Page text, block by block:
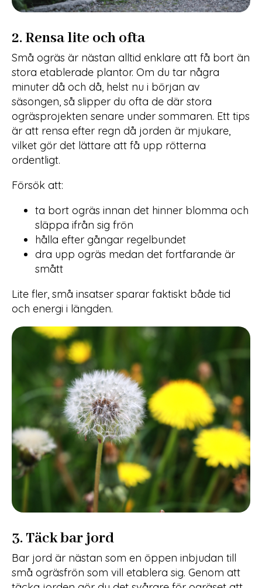
2. Rensa lite och ofta
Små ogräs är nästan alltid enklare att få bort än
stora etablerade plantor. Om du tar några
minuter då och då, helst nu i början av
säsongen, så slipper du ofta de där stora
ogräsprojekten senare under sommaren. Ett tips
är att rensa efter regn då jorden är mjukare,
vilket gör det lättare att få upp rötterna
ordentligt.
Försök att:
ta bort ogräs innan det hinner blomma och
släppa ifrån sig frön
hålla efter gångar regelbundet
dra upp ogräs medan det fortfarande är
smått
Lite fler, små insatser sparar faktiskt både tid
och energi i längden.
3. Täck bar jord
Bar jord är nästan som en öppen inbjudan till
små ogräsfrön som vill etablera sig. Genom att